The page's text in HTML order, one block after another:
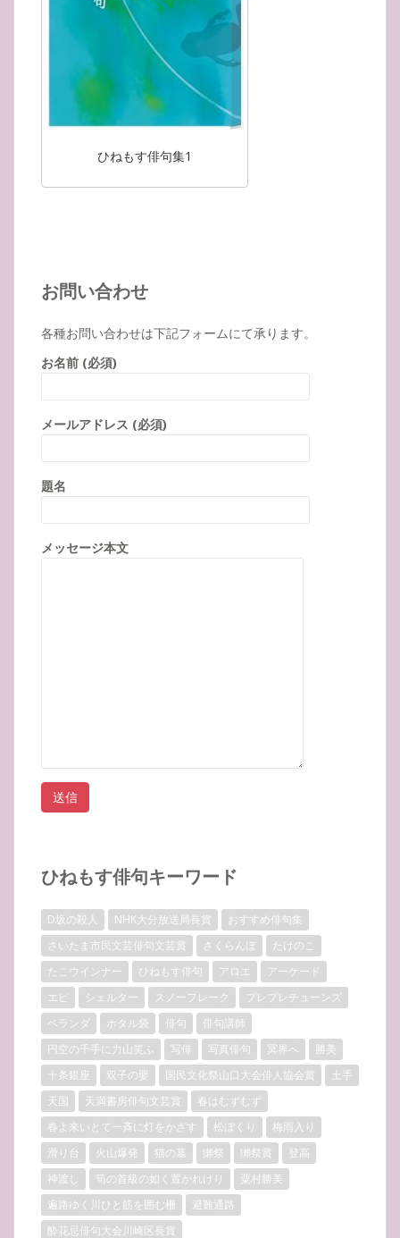
ひねもす俳句集1
お問い合わせ
各種お問い合わせは下記フォームにて承ります。
お名前 (必須)
メールアドレス (必須)
題名
メッセージ本文
ひねもす俳句キーワード
D坂の殺人 NHK大分放送局長賞
おすすめ俳句集
さいたま市民文芸俳句文芸賞
さくらんぼ
たけのこ
たこウインナー
ひねもす俳句 アロエ
アーケード
エビ
シェルター スノーフレーク
プレプレチューンズ
ベランダ
ホタル袋 俳句
俳句講師
円空の千手に力山笑ふ
写俳 写真俳句 冥界へ
勝美
十条銀座
双子の嬰 国民文化祭山口大会俳人協会賞
土手
天国
天満書房俳句文芸賞
春はむずむず
春よ来いとて一斉に灯をかざす
松ぼくり
梅雨入り
滑り台
火山爆発 猫の墓 獺祭 獺祭賞
登高
神渡し
筍の首級の如く置かれけり
粟村勝美
遍路ゆく川ひと筋を囲む柵
避難通路
酔花忌俳句大会川崎区長賞